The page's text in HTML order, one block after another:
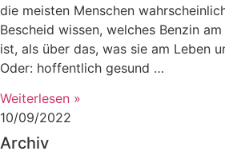
die meisten Menschen
Bescheid wissen, welches Benzin
ist, als über das, was sie am Leben
Oder: hoffentlich gesund …
Weiterlesen »
10/09/2022
Archiv